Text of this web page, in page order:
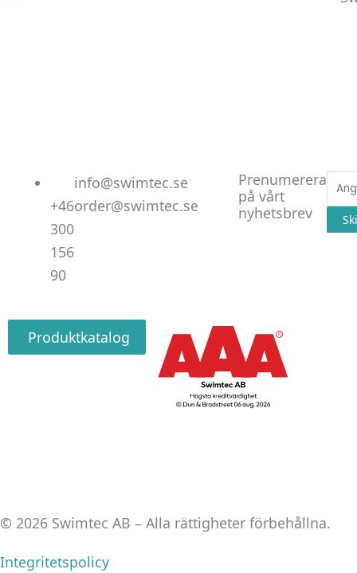
+46
300
156
90
info@swimtec.se
order@swimtec.se
Prenumerera
på vårt
nyhetsbrev
E-
post
Produktkatalog
© 2026 Swimtec AB – Alla rättigheter förbehållna.
Integritetspolicy